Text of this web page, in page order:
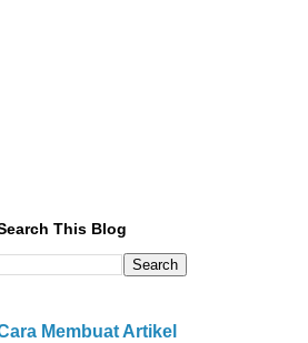
This Blog
Membuat Artikel